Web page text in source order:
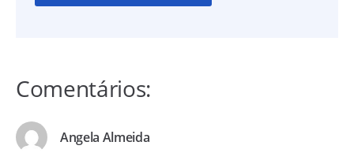
Comentários:
Angela Almeida